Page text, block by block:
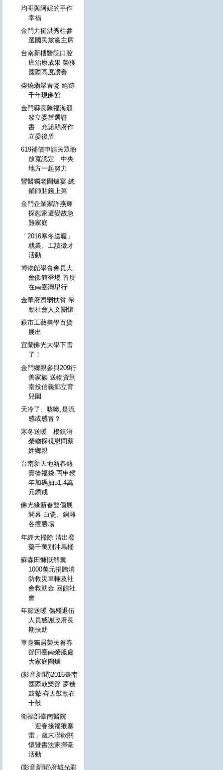
均哥與阿妮的手作
幸福
金門力挺洪秀柱參
選國民黨黨主席
台南新樓醫院口腔
癌治療成果 榮獲
國際高度讚譽
柴燒翡翠青瓷 絕跡
千年現佛館
金門縣長陳福海頒
發立委當選證
書 允諾縣府作
立委後盾
619補償申請民眾盼
放寬認定 中央
地方一起努力
豐醫獨老圍爐宴 總
鋪師貼錢上菜
金門企業家許燕輝
探慰家遭變故急
難家庭
「2016寒冬送暖」
就業、工讀徵才
活動
博物館學會會員大
會佛館登場 首度
在南臺灣舉行
金華府濟弱扶貧 帶
動社會人文關懷
萩市工藝美學百貨
展出
宜蘭佛光大學下雪
了！
金門鄉親參與209行
善家族 送物資到
南投信義鄉立育
兒園
天冷了、咳嗽,是流
感或感冒？
寒冬送暖 楊鎮浯
榮總探視慰問蔡
姓鄉親
台南新天地新春熱
賣搶福袋 丙申猴
年加碼抽51.4萬
元鑽戒
佛光緣新春雙個展
開幕 白瓷、銅雕
各擅勝場
年終大掃除 清出廢
藥千萬別沖馬桶
蘇森田慷慨解囊
1000萬元捐贈消
防救災車輛及社
會救助金 回饋社
會
年節送暖 傷殘退伍
人員感謝政府長
期扶助
單身獨居榮民眷春
節回臺南榮服處
大家庭圍爐
(影音新聞)2016臺南
國際鼓樂節 夢糖
鼓鼕‧齊天鼓動在
十鼓
衛福部臺南醫院
「迎春接福猴塞
雷」歲末聯歡關
懷暨書法家揮毫
活動
(影音新聞)府城光彩